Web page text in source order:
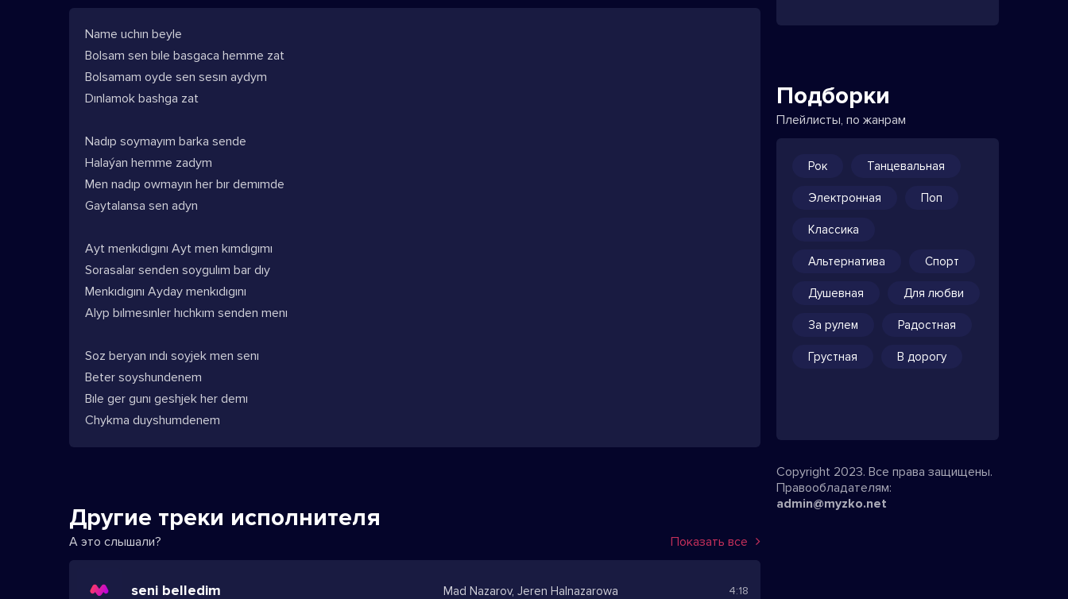
Name uchın beyle
Bolsam sen bıle basgaca hemme zat
Bolsamam oyde sen sesın aydym
Dınlamok bashga zat
Nadıp soymayım barka sende
Halaýan hemme zadym
Men nadıp owmayın her bır demımde
Gaytalansa sen adyn
Ayt menkıdıgını Ayt men kımdıgımı
Sorasalar senden soygulım bar dıy
Menkıdıgını Ayday menkıdıgını
Alyp bılmesınler hıchkım senden menı
Soz beryan ındı soyjek men senı
Beter soyshundenem
Bıle ger gunı geshjek her demı
Chykma duyshumdenem
Другие треки исполнителя
А это слышали? Показать все
seni belledim Mad Nazarov, Jeren Halnazarowa 4:18
Подборки
Плейлисты, по жанрам
Рок Танцевальная
Электронная Поп
Классика
Альтернатива Спорт
Душевная Для любви
За рулем Радостная
Грустная В дорогу
Copyright 2023. Все права защищены.
Правообладателям:
admin@myzko.net